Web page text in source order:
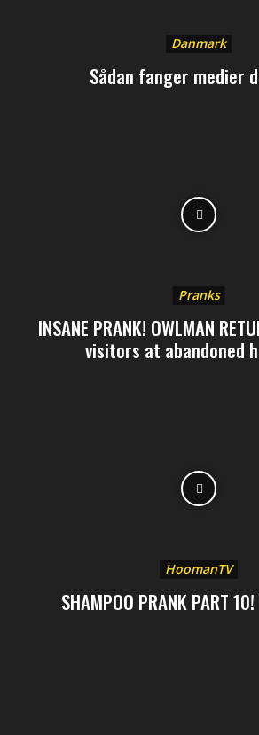
Danmark
Sådan fanger medier
Pranks
INSANE PRANK! OWLMAN
visitors at abandoned
HoomanTV
SHAMPOO PRANK PART